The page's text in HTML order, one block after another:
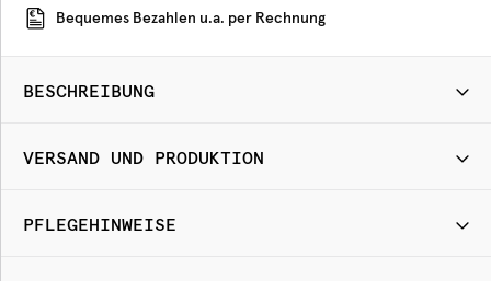
Bequemes Bezahlen u.a. per Rechnung
BESCHREIBUNG
VERSAND UND PRODUKTION
PFLEGEHINWEISE